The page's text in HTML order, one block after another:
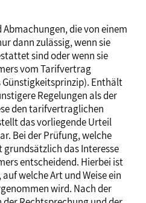
Abmachungen, die von einem
dann zulässig, wenn sie
sind oder wenn sie
vom Tarifvertrag
Enthält
Regelungen als der
den tarifvertraglichen
das vorliegende Urteil
Bei der Prüfung, welche
grundsätzlich das Interesse
entscheidend. Hierbei ist
welche Art und Weise ein
wird. Nach der